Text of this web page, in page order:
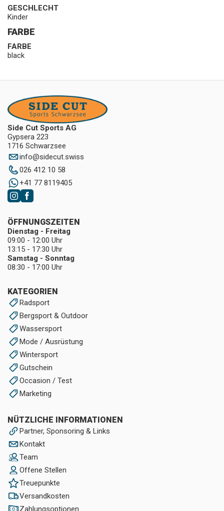
GESCHLECHT
Kinder
FARBE
FARBE
black
Side Cut Sports AG
Gypsera 223
1716 Schwarzsee
info@sidecut.swiss
026 412 10 58
+41 77 8119405
KATEGORIEN
Radsport
Bergsport & Outdoor
Wassersport
Mode / Ausrüstung
Wintersport
Gutschein
Occasion / Test
Marketing
NÜTZLICHE INFORMATIONEN
Partner, Sponsoring & Links
Kontakt
Team
Offene Stellen
Treuepunkte
Versandkosten
Zahlungsoptionen
ÖFFNUNGSZEITEN
Dienstag - Freitag
09:00 - 12:00 Uhr
13:15 - 17:30 Uhr
Samstag - Sonntag
08:30 - 17:00 Uhr